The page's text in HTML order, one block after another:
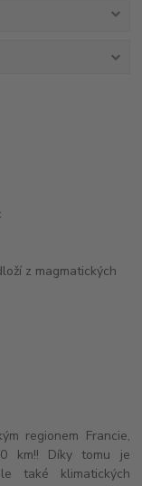
z magmatických
regionem Francie,
km!! Díky tomu je
také klimatických